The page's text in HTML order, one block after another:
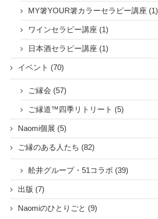
MY箸YOUR箸カラーセラピー講座 (1)
ワインセラピー講座 (1)
日本酒セラピー講座 (1)
イベント (70)
ご縁会 (57)
ご縁道™四季リトリート (5)
Naomi個展 (5)
ご縁のある人たち (82)
舩井グループ・51コラボ (39)
出版 (7)
Naomiのひとりごと (9)